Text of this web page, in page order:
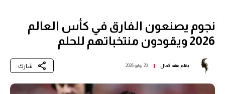
نجوم يصنعون الفارق في كأس العالم
2026 ويقودون منتخباتهم للحلم
بقلمعهد كمال 20 يوليو 2026 شارك